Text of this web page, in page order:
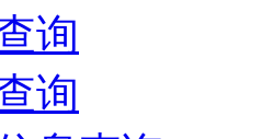
询
询